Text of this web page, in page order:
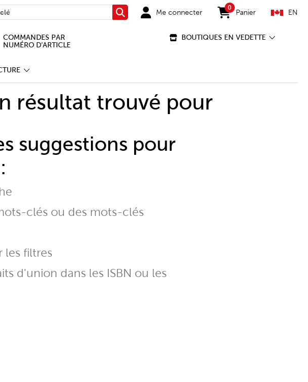
RechercherMe connecter
0
items in cart
Panier EN
COMMANDES PAR
NUMÉRO D’ARTICLE
BOUTIQUES EN VEDETTE
résultat trouvé pour
suggestions pour
clés ou des mots-clés
les filtres
d'union dans les ISBN ou les